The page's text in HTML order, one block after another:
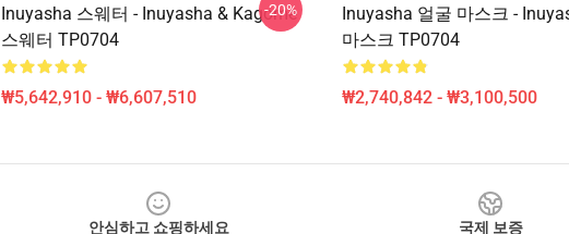
Inuyasha 스웨터 - Inuyasha & Kagome
스웨터 TP0704
₩5,642,910 - ₩6,607,510
-20%
Inuyasha 얼굴 마스크 -
마스크 TP0704
₩2,740,842 - ₩3,100,500
안심하고 쇼핑하세요 국제 보증